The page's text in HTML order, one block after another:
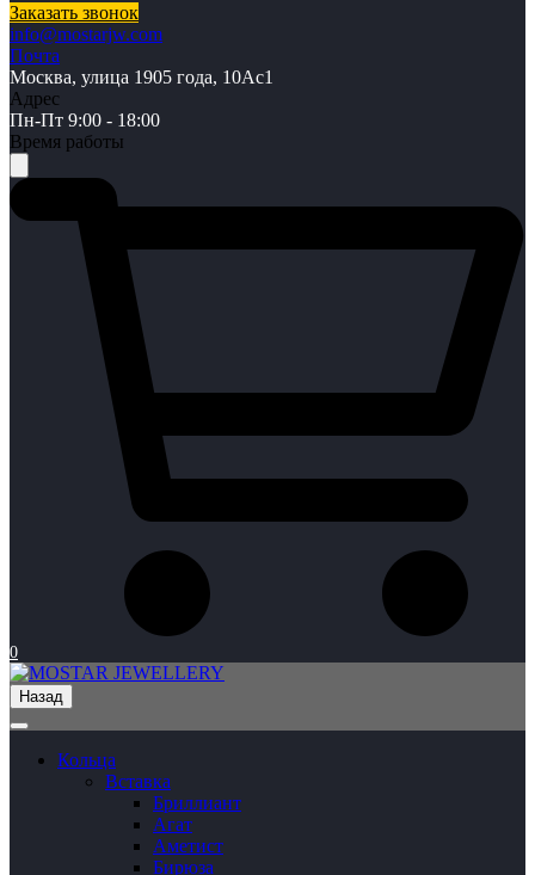
Заказать звонок
info@mostarjw.com
Почта
Москва, улица 1905 года, 10Ас1
Адрес
Пн-Пт 9:00 - 18:00
Время работы
0
Назад
Кольца
Вставка
Бриллиант
Агат
Аметист
Бирюза